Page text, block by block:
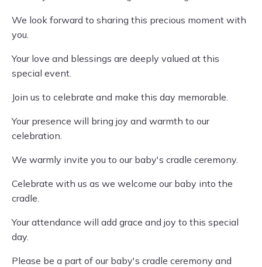
We look forward to sharing this precious moment with
you.
Your love and blessings are deeply valued at this
special event.
Join us to celebrate and make this day memorable.
Your presence will bring joy and warmth to our
celebration.
We warmly invite you to our baby's cradle ceremony.
Celebrate with us as we welcome our baby into the
cradle.
Your attendance will add grace and joy to this special
day.
Please be a part of our baby's cradle ceremony and